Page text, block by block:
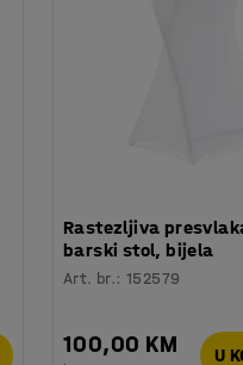
Rastezljiva
barski stol, bijela
Art. br.:152579
100,00 KM U